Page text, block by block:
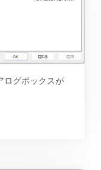
ログボックスが